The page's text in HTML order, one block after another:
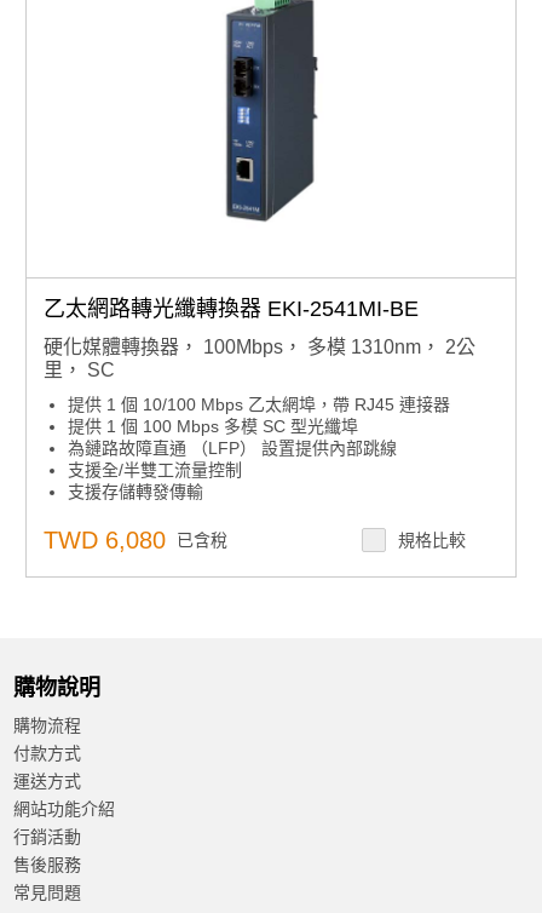
乙太網路轉光纖轉換器 EKI-2541MI-BE
硬化媒體轉換器， 100Mbps， 多模 1310nm， 2公
里， SC
提供 1 個 10/100 Mbps 乙太網埠，帶 RJ45 連接器
提供 1 個 100 Mbps 多模 SC 型光纖埠
為鏈路故障直通 （LFP） 設置提供內部跳線
支援全/半雙工流量控制
支援存儲轉發傳輸
支援 MDI/MDI-X 自動交叉
支援冗餘 12-48 VDC 電源輸入
提供靈活的安裝：DIN導軌和面板安裝
TWD 6,080 已含稅 規格比較
購物說明
購物流程
付款方式
運送方式
網站功能介紹
行銷活動
售後服務
常見問題